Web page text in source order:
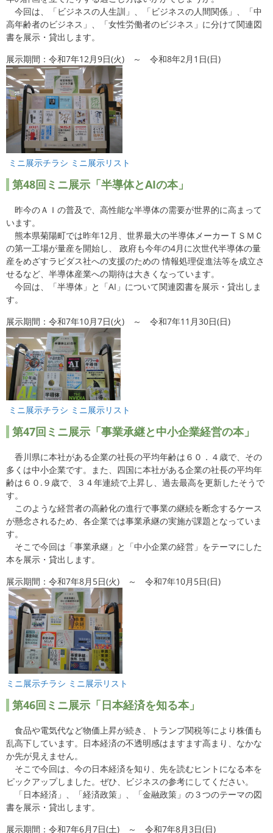
今回は、「ビジネスの人生訓」、「ビジネスの人間関係」、「中
高年齢者のビジネス」、「女性労働者のビジネス」に分けて関連図
書を展示・貸出します。
展示期間：令和7年12月9日(火) ～ 令和8年2月1日(日)
ミニ展示チラシ ミニ展示リスト
第48回ミニ展示「半導体とAIの本」
昨今のＡＩの普及で、高性能な半導体の需要が世界的に高まって
います。
熊本県菊陽町では昨年12月、世界最大の半導体メーカーＴＳＭＣ
の第一工場が量産を開始し、 政府も今年の4月に次世代半導体の量
産をめざすラピダス社への支援のための 情報処理促進法等を成立さ
せるなど、半導体産業への期待は大きくなっています。
今回は、「半導体」と「AI」について関連図書を展示・貸出しま
す。
展示期間：令和7年10月7日(火) ～ 令和7年11月30日(日)
ミニ展示チラシ ミニ展示リスト
第47回ミニ展示「事業承継と中小企業経営の本」
香川県に本社がある企業の社長の平均年齢は６０．４歳で、その
多くは中小企業です。また、四国に本社がある企業の社長の平均年
齢は６０.９歳で、３４年連続で上昇し、過去最高を更新したそうで
す。
このような経営者の高齢化の進行で事業の継続を断念するケース
が懸念されるため、各企業では事業承継の実施が課題となっていま
す。
そこで今回は「事業承継」と「中小企業の経営」をテーマにした
本を展示・貸出します。
展示期間：令和7年8月5日(火) ～ 令和7年10月5日(日)
ミニ展示チラシ ミニ展示リスト
第46回ミニ展示「日本経済を知る本」
食品や電気代など物価上昇が続き、トランプ関税等により株価も
乱高下しています。日本経済の不透明感はますます高まり、なかな
か先が見えません。
そこで今回は、今の日本経済を知り、先を読むヒントになる本を
ピックアップしました。ぜひ、ビジネスの参考にしてください。
「日本経済」、「経済政策」、「金融政策」の３つのテーマの図
書を展示・貸出します。
展示期間：令和7年6月7日(土) ～ 令和7年8月3日(日)